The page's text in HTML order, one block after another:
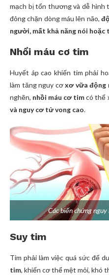
mạch bị tổn thương và dễ hình
đông chặn dòng máu lên não,
người, mất khả năng nói hoặc
Nhồi máu cơ tim
Huyết áp cao khiến tim phải
làm tăng nguy cơxơ vữa động
nghẽn, nhồi máu cơ timcó thể
và nguy cơ tử vong cao.
Các biến chứng
Suy tim
Tim phải làm việc quá sức để
tim, khiến cơ thể mệt mỏi, khó